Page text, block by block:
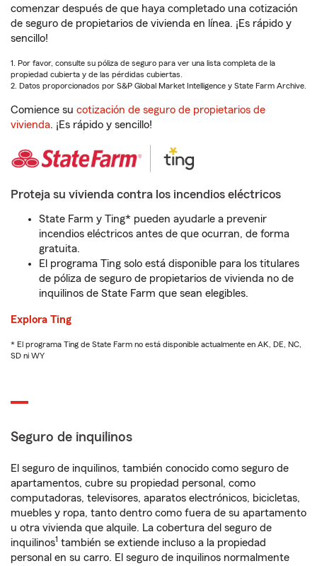
comenzar después de que haya completado una cotización
de seguro de propietarios de vivienda en línea. ¡Es rápido y
sencillo!
1. Por favor, consulte su póliza de seguro para ver una lista completa de la
propiedad cubierta y de las pérdidas cubiertas.
2. Datos proporcionados por S&P Global Market Intelligence y State Farm Archive.
Comience su cotización de seguro de propietarios de
vivienda. ¡Es rápido y sencillo!
Proteja su vivienda contra los incendios eléctricos
State Farm y Ting* pueden ayudarle a prevenir
incendios eléctricos antes de que ocurran, de forma
gratuita.
El programa Ting solo está disponible para los titulares
de póliza de seguro de propietarios de vivienda no de
inquilinos de State Farm que sean elegibles.
Explora Ting
* El programa Ting de State Farm no está disponible actualmente en AK, DE, NC,
SD ni WY
Seguro de inquilinos
El seguro de inquilinos, también conocido como seguro de
apartamentos, cubre su propiedad personal, como
computadoras, televisores, aparatos electrónicos, bicicletas,
muebles y ropa, tanto dentro como fuera de su apartamento
u otra vivienda que alquile. La cobertura del seguro de
inquilinos1 también se extiende incluso a la propiedad
personal en su carro. El seguro de inquilinos normalmente